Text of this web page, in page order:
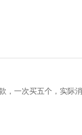
，一次买五个，实际